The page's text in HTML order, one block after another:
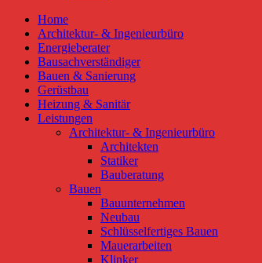
Home
Architektur- & Ingenieurbüro
Energieberater
Bausachverständiger
Bauen & Sanierung
Gerüstbau
Heizung & Sanitär
Leistungen
Architektur- & Ingenieurbüro
Architekten
Statiker
Bauberatung
Bauen
Bauunternehmen
Neubau
Schlüsselfertiges Bauen
Mauerarbeiten
Klinker